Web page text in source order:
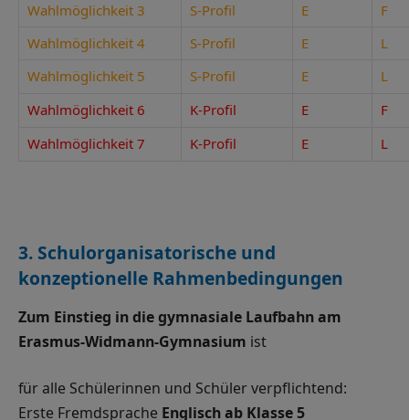
Wahlmöglichkeit 3
S-Profil E
F
Wahlmöglichkeit 4
S-Profil E
L
Wahlmöglichkeit 5
S-Profil E
L
Wahlmöglichkeit 6
K-Profil E
F
Wahlmöglichkeit 7
K-Profil E L
3. Schulorganisatorische und
konzeptionelle Rahmenbedingungen
Zum Einstieg in die gymnasiale Laufbahn am
Erasmus-Widmann-Gymnasium ist
für alle Schülerinnen und Schüler verpflichtend:
Erste Fremdsprache Englisch ab Klasse 5